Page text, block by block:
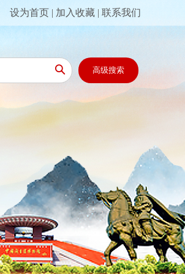
设为首页 | 加入收藏 | 联系我们
 高级搜索